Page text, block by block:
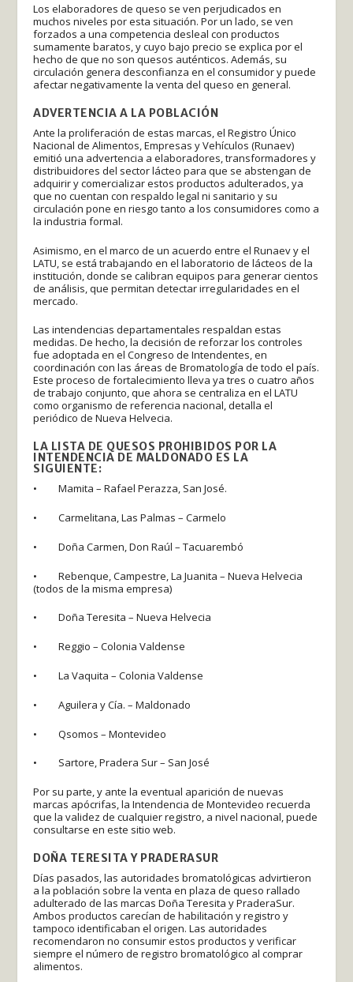
Los elaboradores de queso se ven perjudicados en
muchos niveles por esta situación. Por un lado, se ven
forzados a una competencia desleal con productos
sumamente baratos, y cuyo bajo precio se explica por el
hecho de que no son quesos auténticos. Además, su
circulación genera desconfianza en el consumidor y puede
afectar negativamente la venta del queso en general.
ADVERTENCIA A LA POBLACIÓN
Ante la proliferación de estas marcas, el Registro Único
Nacional de Alimentos, Empresas y Vehículos (Runaev)
emitió una advertencia a elaboradores, transformadores y
distribuidores del sector lácteo para que se abstengan de
adquirir y comercializar estos productos adulterados, ya
que no cuentan con respaldo legal ni sanitario y su
circulación pone en riesgo tanto a los consumidores como a
la industria formal.
Asimismo, en el marco de un acuerdo entre el Runaev y el
LATU, se está trabajando en el laboratorio de lácteos de la
institución, donde se calibran equipos para generar cientos
de análisis, que permitan detectar irregularidades en el
mercado.
Las intendencias departamentales respaldan estas
medidas. De hecho, la decisión de reforzar los controles
fue adoptada en el Congreso de Intendentes, en
coordinación con las áreas de Bromatología de todo el país.
Este proceso de fortalecimiento lleva ya tres o cuatro años
de trabajo conjunto, que ahora se centraliza en el LATU
como organismo de referencia nacional, detalla el
periódico de Nueva Helvecia.
LA LISTA DE QUESOS PROHIBIDOS POR LA
INTENDENCIA DE MALDONADO ES LA
SIGUIENTE:
• Mamita – Rafael Perazza, San José.
• Carmelitana, Las Palmas – Carmelo
• Doña Carmen, Don Raúl – Tacuarembó
• Rebenque, Campestre, La Juanita – Nueva Helvecia
(todos de la misma empresa)
• Doña Teresita – Nueva Helvecia
• Reggio – Colonia Valdense
• La Vaquita – Colonia Valdense
• Aguilera y Cía. – Maldonado
• Qsomos – Montevideo
• Sartore, Pradera Sur – San José
Por su parte, y ante la eventual aparición de nuevas
marcas apócrifas, la Intendencia de Montevideo recuerda
que la validez de cualquier registro, a nivel nacional, puede
consultarse en este sitio web.
DOÑA TERESITA Y PRADERASUR
Días pasados, las autoridades bromatológicas advirtieron
a la población sobre la venta en plaza de queso rallado
adulterado de las marcas Doña Teresita y PraderaSur.
Ambos productos carecían de habilitación y registro y
tampoco identificaban el origen. Las autoridades
recomendaron no consumir estos productos y verificar
siempre el número de registro bromatológico al comprar
alimentos.